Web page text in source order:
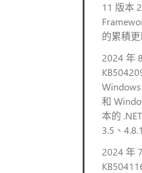
11 版本
的累積
2024 年
和
本的
3.5、
2024 年